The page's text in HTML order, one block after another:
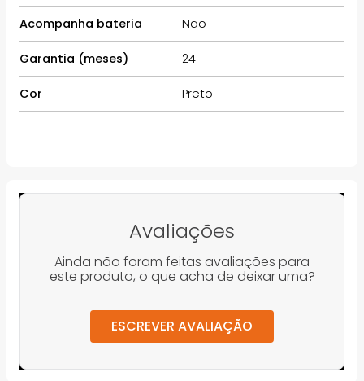
Acompanha bateria Não
Garantia (meses) 24
Cor Preto
Avaliações
Ainda não foram feitas avaliações para
este produto, o que acha de deixar uma?
ESCREVER AVALIAÇÃO